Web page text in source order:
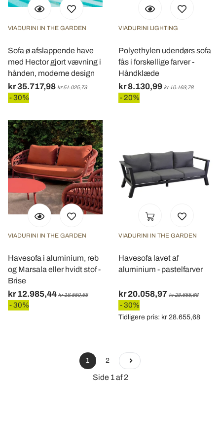
VIADURINI IN THE GARDEN
Sofa ø afslappende have
med Hector gjort vævning i
hånden, moderne design
kr 35.717,98 kr 51.025,73
- 30%
VIADURINI LIGHTING
Polyethylen udendørs sofa
fås i forskellige farver -
Håndklæde
kr 8.130,99 kr 10.163,78
- 20%
VIADURINI IN THE GARDEN
Havesofa i aluminium, reb
og Marsala eller hvidt stof -
Brise
kr 12.985,44 kr 18.550,65
- 30%
VIADURINI IN THE GARDEN
Havesofa lavet af
aluminium - pastelfarver
kr 20.058,97 kr 28.655,68
- 30%
Tidligere pris: kr 28.655,68
1 2
Side 1 af 2